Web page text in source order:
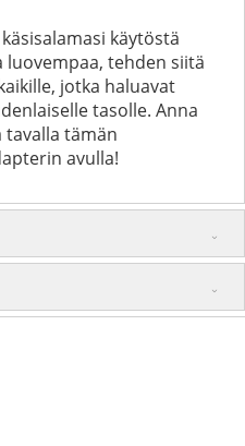
käytöstä
tehden siitä
jotka haluavat
tasolle. Anna
tavalla tämän
avulla!